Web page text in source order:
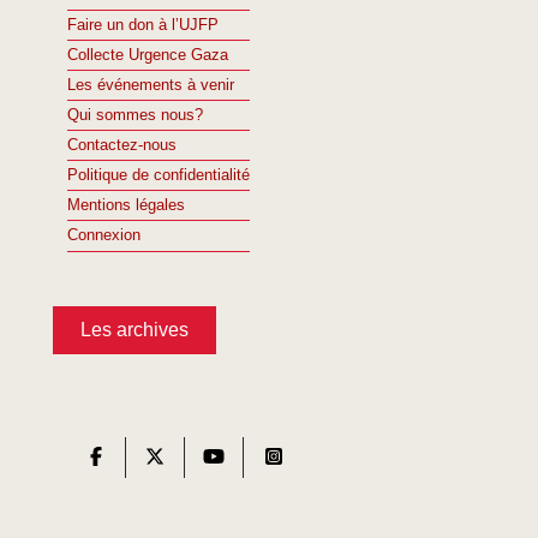
Faire un don à l’UJFP
Collecte Urgence Gaza
Les événements à venir
Qui sommes nous?
Contactez-nous
Politique de confidentialité
Mentions légales
Connexion
Les archives